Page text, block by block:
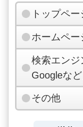
トップペ
ホームペ
検索エンジ
Googleなど
その他